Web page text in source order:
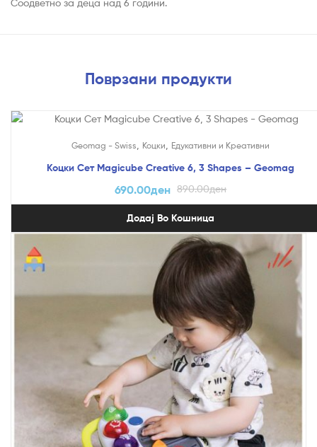
Поврзани продукти
Geomag - Swiss Коцки Едукативни и Креативни
Коцки Сет Magicube Creative 6, 3 Shapes – Geomag
890.00ден
690.00ден
Додај Во Кошница